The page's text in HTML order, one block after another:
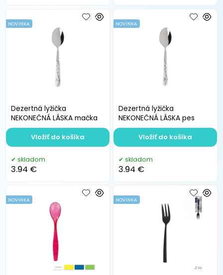
Dezertná lyžička
NEKONEČNÁ LÁSKA mačka
NOVINKA
skladom
3.94 €
Vložiť do košíka
Dezertná lyžička
NEKONEČNÁ LÁSKA pes
NOVINKA
skladom
3.94 €
Vložiť do košíka
NOVINKA NOVINKA